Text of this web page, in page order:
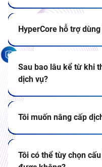
HyperCore hỗ trợ
Sau bao lâu kể từ khi
dịch vụ?
Tôi muốn nâng cấp
Tôi có thể tùy chọn